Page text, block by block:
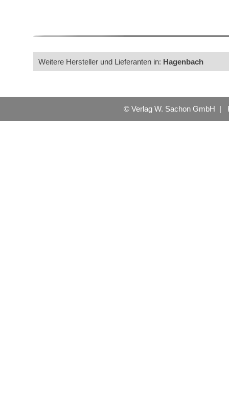
Weitere Hersteller und Lieferanten in: Hagenbach
© Verlag W. Sachon GmbH |